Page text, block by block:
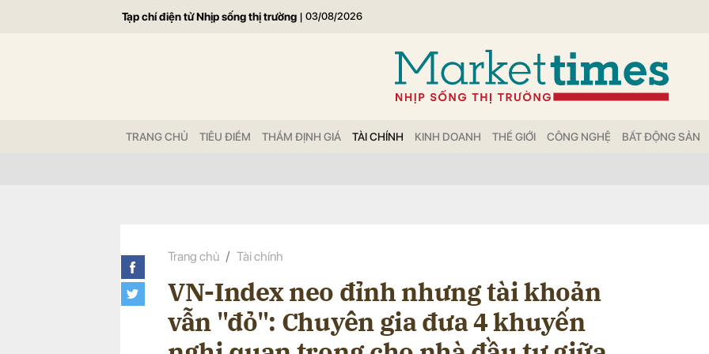
Tạp chí điện tử Nhịp sống thị trường | 03/08/2026
TRANG CHỦ TIÊU ĐIỂM THẨM ĐỊNH GIÁ TÀI CHÍNH KINH DOANH THẾ GIỚI CÔNG NGHỆ BẤT ĐỘNG SẢN
Trang chủ Tài chính
VN-Index neo đỉnh nhưng tài khoản
vẫn "đỏ": Chuyên gia đưa 4 khuyến
Gửi bình luận